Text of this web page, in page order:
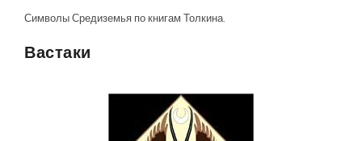
Символы Средиземья по книгам Толкина.
Вастаки